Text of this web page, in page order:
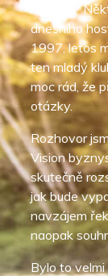
nechtěl?
dnešního
1997, letos
ten mladý
moc rád, že
otázky.
Rozhovor
Vision
skutečně
jak bude
navzájem
naopak
Bylo to velmi